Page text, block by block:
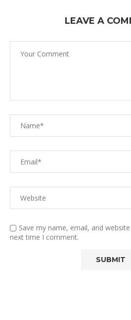
LEAVE A
Save my name, email, and
next time I comment.